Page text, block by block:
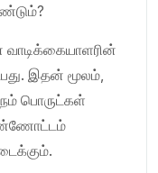
இதன் மூலம்,
பொருட்கள்